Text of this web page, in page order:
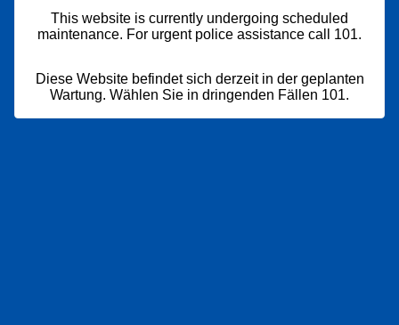
This website is currently undergoing scheduled
maintenance. For urgent police assistance call 101.
Diese Website befindet sich derzeit in der geplanten
Wartung. Wählen Sie in dringenden Fällen 101.